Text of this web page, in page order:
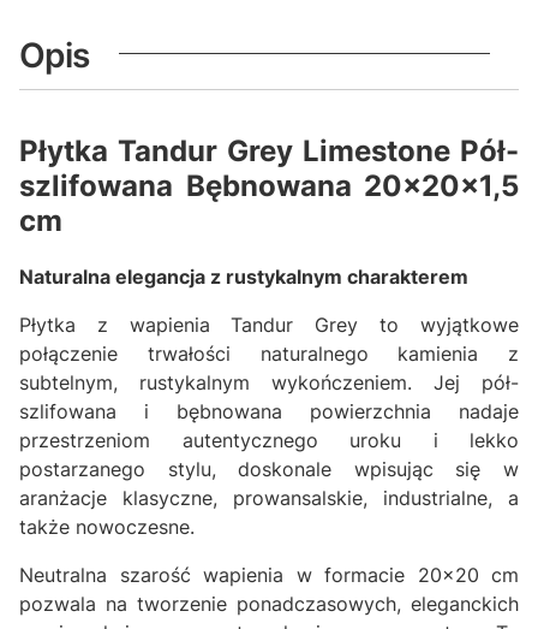
Opis
Płytka Tandur Grey Limestone Pół-
szlifowana Bębnowana 20x20x1,5
cm
Naturalna elegancja z rustykalnym charakterem
Płytka z wapienia Tandur Grey to wyjątkowe
połączenie trwałości naturalnego kamienia z
subtelnym, rustykalnym wykończeniem. Jej pół-
szlifowana i bębnowana powierzchnia nadaje
przestrzeniom autentycznego uroku i lekko
postarzanego stylu, doskonale wpisując się w
aranżacje klasyczne, prowansalskie, industrialne, a
także nowoczesne.
Neutralna szarość wapienia w formacie 20x20 cm
pozwala na tworzenie ponadczasowych, eleganckich